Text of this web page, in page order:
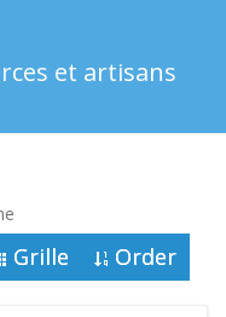
et artisans
Grille Order